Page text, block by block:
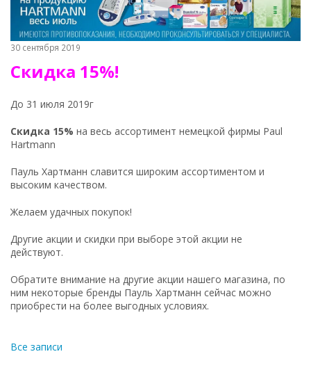
30 сентября 2019
Скидка 15%!
До 31 июля 2019г
Скидка 15% на весь ассортимент немецкой фирмы Paul
Hartmann
Пауль Хартманн славится широким ассортиментом и
высоким качеством.
Желаем удачных покупок!
Другие акции и скидки при выборе этой акции не
действуют.
Обратите внимание на другие акции нашего магазина, по
ним некоторые бренды Пауль Хартманн сейчас можно
приобрести на более выгодных условиях.
Все записи